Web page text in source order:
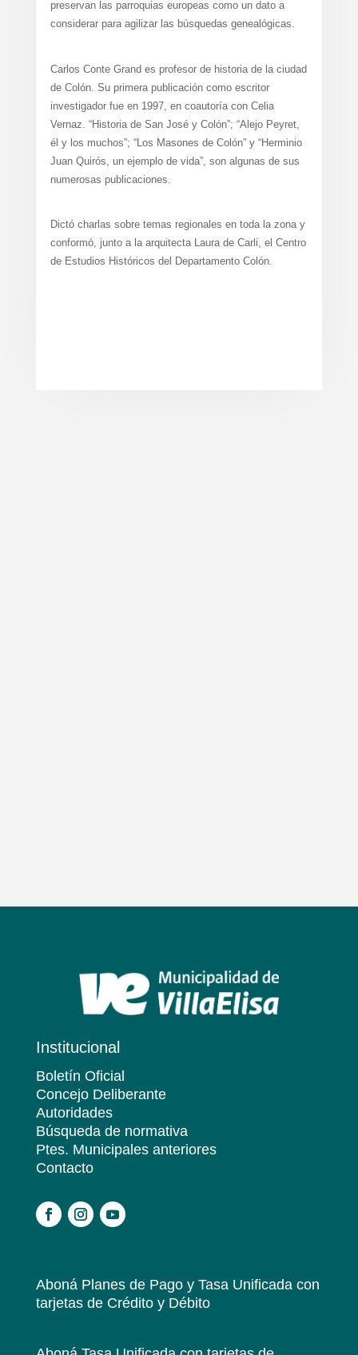
preservan las parroquias europeas como un dato a
considerar para agilizar las búsquedas genealógicas.
Carlos Conte Grand es profesor de historia de la ciudad
de Colón. Su primera publicación como escritor
investigador fue en 1997, en coautoría con Celia
Vernaz. “Historia de San José y Colón”; “Alejo Peyret,
él y los muchos”; “Los Masones de Colón” y “Herminio
Juan Quirós, un ejemplo de vida”, son algunas de sus
numerosas publicaciones.
Dictó charlas sobre temas regionales en toda la zona y
conformó, junto a la arquitecta Laura de Carli, el Centro
de Estudios Históricos del Departamento Colón.
Institucional
Boletín Oficial
Concejo Deliberante
Autoridades
Búsqueda de normativa
Ptes. Municipales anteriores
Contacto
Aboná Planes de Pago y Tasa Unificadacon
tarjetas de Crédito y Débito